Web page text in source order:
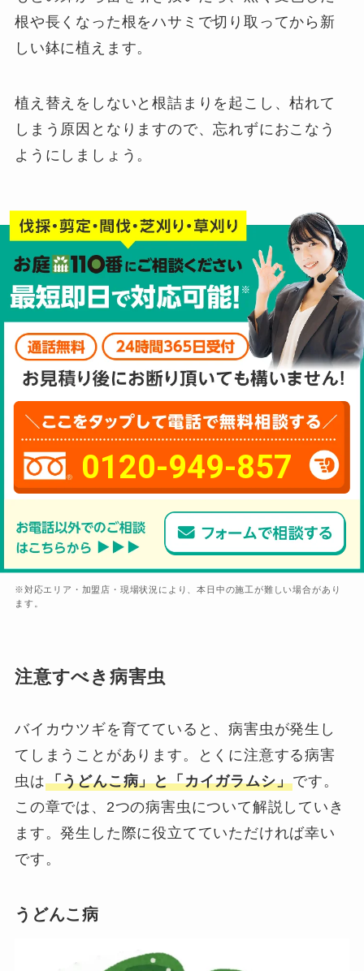
根や長くなった根をハサミで切り取ってから新
しい鉢に植えます。
植え替えをしないと根詰まりを起こし、枯れて
しまう原因となりますので、忘れずにおこなう
ようにしましょう。
0120-949-857
※対応エリア・加盟店・現場状況により、本日中の施工が難しい場合があり
ます。
注意すべき病害虫
バイカウツギを育てていると、病害虫が発生し
てしまうことがあります。とくに注意する病害
虫は「うどんこ病」と「カイガラムシ」です。
この章では、2つの病害虫について解説していき
ます。発生した際に役立てていただければ幸い
です。
うどんこ病